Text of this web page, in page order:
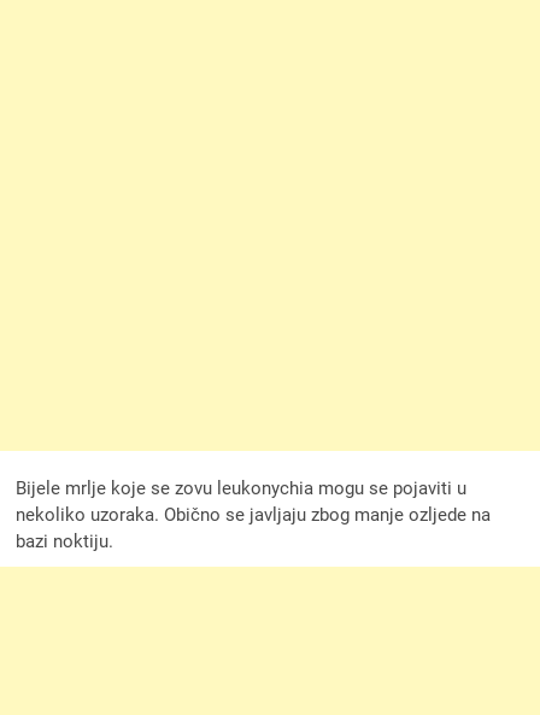
Bijele mrlje koje se zovu leukonychia mogu se pojaviti u
nekoliko uzoraka. Obično se javljaju zbog manje ozljede na
bazi noktiju.